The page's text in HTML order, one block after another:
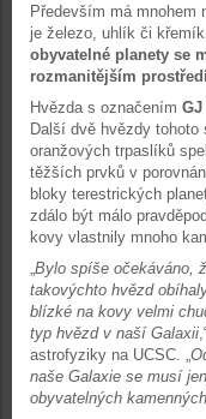
Především má
je železo, uhlík či
obyvatelné planety se
rozmanitějším
Hvězda s označením GJ
Další dvě hvězdy
oranžových trpaslíků
těžších prvků v
bloky terestrických
zdálo být málo
kovy vlastnily mnoho
„Bylo spíše očekáváno,
takovýchto hvězd
blízké na kovy velmi
typ hvězd v naší Galaxii
astrofyziky na UCSC. „
naše Galaxie se musí
obyvatelných